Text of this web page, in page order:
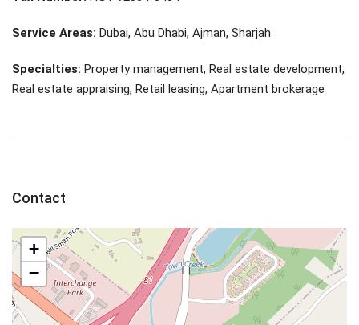
Service Areas: Dubai, Abu Dhabi, Ajman, Sharjah
Specialties: Property management, Real estate development,
Real estate appraising, Retail leasing, Apartment brokerage
Contact
+
−